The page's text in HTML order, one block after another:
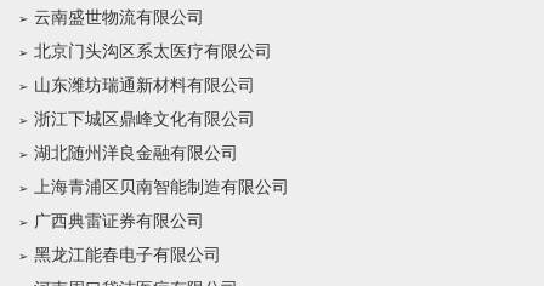
云南盛世物流有限公司
北京门头沟区系太医疗有限公司
山东潍坊瑞通新材料有限公司
浙江下城区鼎峰文化有限公司
湖北随州洋良金融有限公司
上海青浦区贝南智能制造有限公司
广西典雷证券有限公司
黑龙江能春电子有限公司